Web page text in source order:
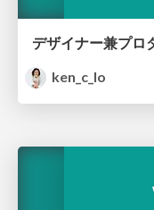
デザイナー兼プロ
ken_c_lo